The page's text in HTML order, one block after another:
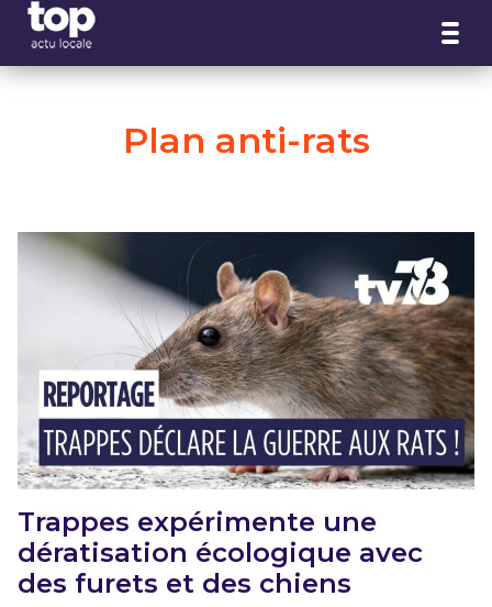
Plan anti-rats
Trappes expérimente une
dératisation écologique avec
des furets et des chiens
Panneau de gestion des cookies